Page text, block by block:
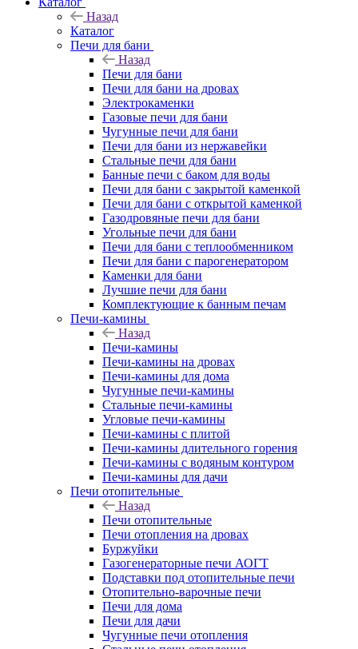
Назад
Каталог
Печи для бани
Назад
Печи для бани
Печи для бани на дровах
Электрокаменки
Газовые печи для бани
Чугунные печи для бани
Печи для бани из нержавейки
Стальные печи для бани
Банные печи с баком для воды
Печи для бани с закрытой каменкой
Печи для бани с открытой каменкой
Газодровяные печи для бани
Угольные печи для бани
Печи для бани с теплообменником
Печи для бани с парогенератором
Каменки для бани
Лучшие печи для бани
Комплектующие к банным печам
Печи-камины
Назад
Печи-камины
Печи-камины на дровах
Печи-камины для дома
Чугунные печи-камины
Стальные печи-камины
Угловые печи-камины
Печи-камины с плитой
Печи-камины длительного горения
Печи-камины с водяным контуром
Печи-камины для дачи
Печи отопительные
Назад
Печи отопительные
Печи отопления на дровах
Буржуйки
Газогенераторные печи АОГТ
Подставки под отопительные печи
Отопительно-варочные печи
Печи для дома
Печи для дачи
Чугунные печи отопления